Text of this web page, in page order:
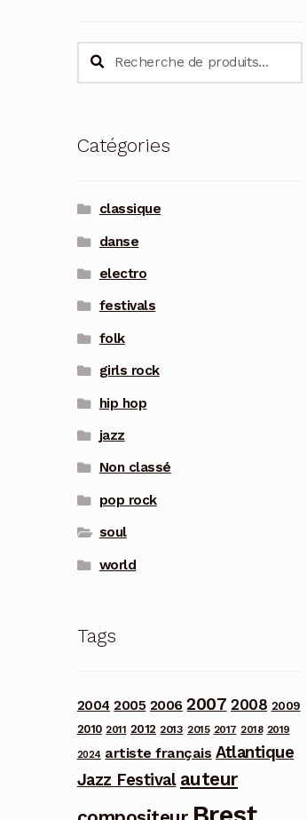
Recherche
pour :
Recherche
Catégories
classique
danse
electro
festivals
folk
girls rock
hip hop
jazz
Non classé
pop rock
soul
world
Tags
2004 2005 2006 2007 2008 2009
2010 2011 2012 2013 2015 2017 2018 2019
2024 artiste français Atlantique
Jazz Festival auteur